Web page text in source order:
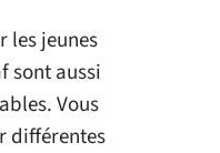
les jeunes
sont aussi
Vous
différentes